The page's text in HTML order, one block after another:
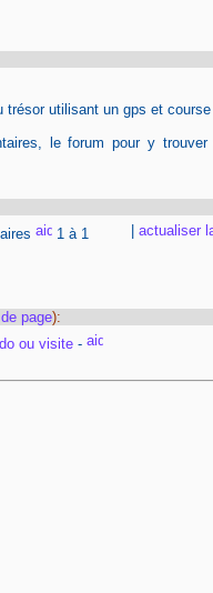
utilisant un gps et
le forum pour y trouver
1 à 1 actualiser
page):
ou visite-